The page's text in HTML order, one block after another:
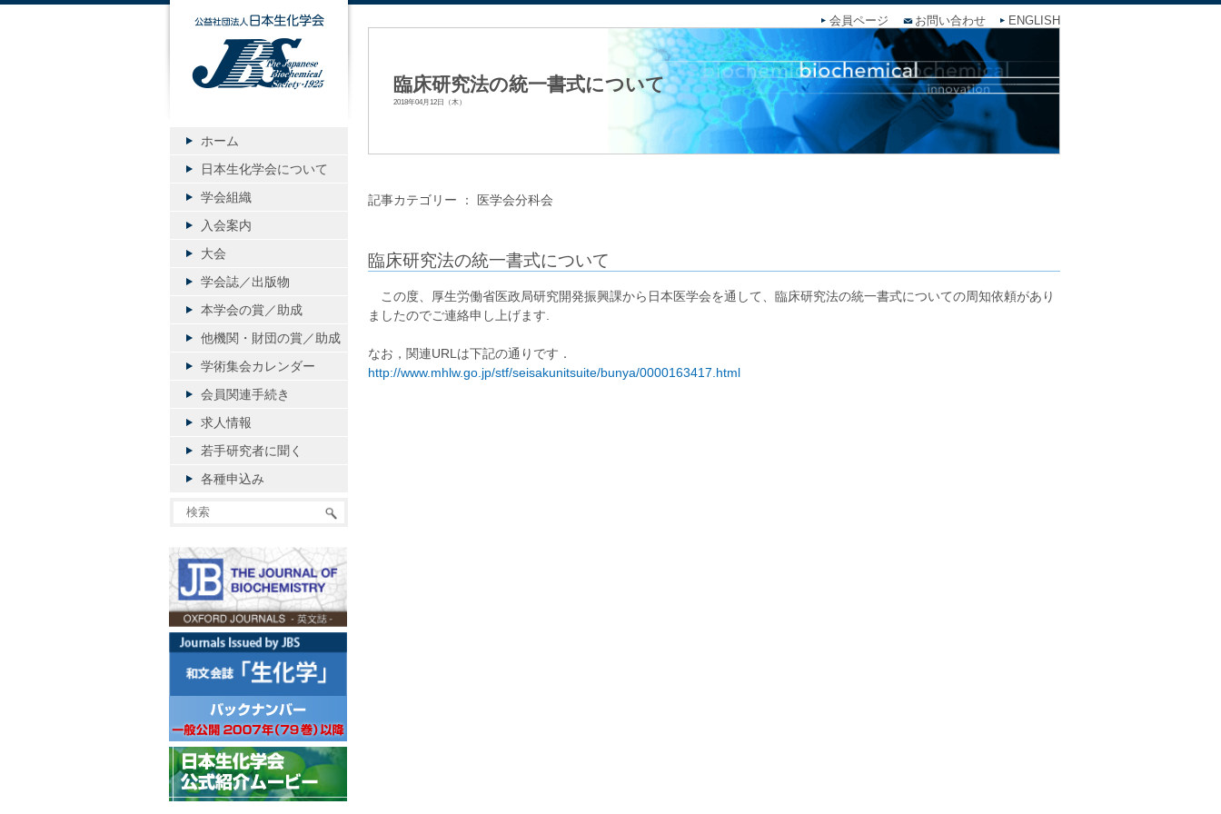
会員ページ お問い合わせ ENGLISH
臨床研究法の統一書式について
2018年04月12日（木）
記事カテゴリー ： 医学会分科会
臨床研究法の統一書式について
この度、厚生労働省医政局研究開発振興課から日本医学会を通して、臨床研究法の統一書式についての周知依頼があり
ましたのでご連絡申し上げます.
なお，関連URLは下記の通りです．
http://www.mhlw.go.jp/stf/seisakunitsuite/bunya/0000163417.html
公益社団法人日本生化学会
ホーム
日本生化学会について
学会組織
入会案内
大会
学会誌／出版物
本学会の賞／助成
他機関・財団の賞／助成
学術集会カレンダー
会員関連手続き
求人情報
若手研究者に聞く
各種申込み